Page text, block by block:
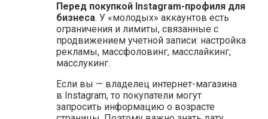
Перед покупкой Instagram-профиля для
бизнеса. У «молодых» аккаунтов есть
ограничения и лимиты, связанные с
продвижением учетной записи: настройка
рекламы, массфоловинг, масслайкинг,
масслукинг.
Если вы — владелец интернет-магазина
в Instagram, то покупатели могут
запросить информацию о возрасте